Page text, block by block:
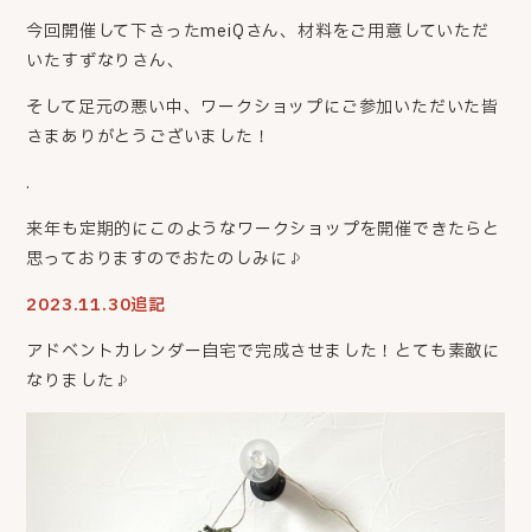
今回開催して下さったmeiQさん、材料をご用意していただ
いたすずなりさん、
そして足元の悪い中、ワークショップにご参加いただいた皆
さまありがとうございました！
.
来年も定期的にこのようなワークショップを開催できたらと
思っておりますのでおたのしみに♪
2023.11.30追記
アドベントカレンダー自宅で完成させました！とても素敵に
なりました♪